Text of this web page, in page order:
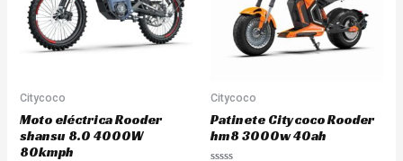
Citycoco
Moto eléctrica Rooder
shansu 8.0 4000W
80kmph
Citycoco
Patinete Citycoco Rooder
hm8 3000w 40ah